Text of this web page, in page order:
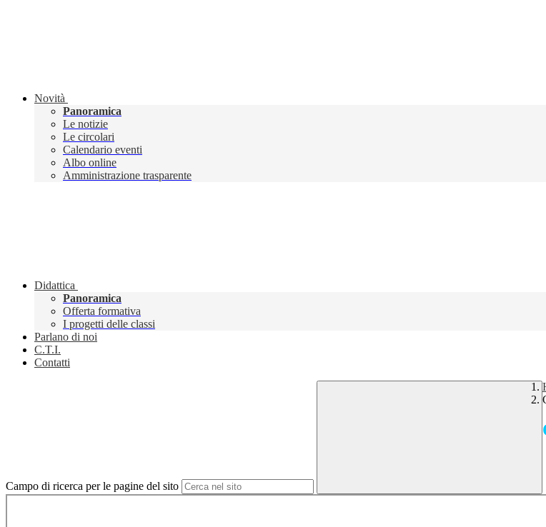
Novità
Panoramica
Le notizie
Le circolari
Calendario eventi
Albo online
Amministrazione trasparente
Didattica
Panoramica
Offerta formativa
I progetti delle classi
Parlano di noi
C.T.I.
Contatti
Campo di ricerca per le pagine del sito